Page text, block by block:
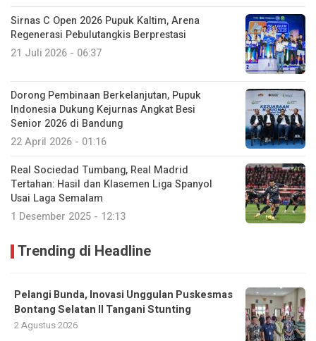
Sirnas C Open 2026 Pupuk Kaltim, Arena
Regenerasi Pebulutangkis Berprestasi
21 Juli 2026 - 06:37
Dorong Pembinaan Berkelanjutan, Pupuk
Indonesia Dukung Kejurnas Angkat Besi
Senior 2026 di Bandung
22 April 2026 - 01:16
Real Sociedad Tumbang, Real Madrid
Tertahan: Hasil dan Klasemen Liga Spanyol
Usai Laga Semalam
1 Desember 2025 - 12:13
Trending di Headline
Pelangi Bunda, Inovasi Unggulan Puskesmas
Bontang Selatan II Tangani Stunting
2 Agustus 2026